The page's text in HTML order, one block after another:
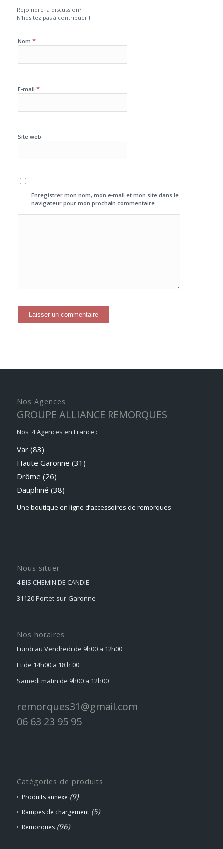
Rejoindre la discussion?
N’hésitez pas à contribuer !
Nom *
E-mail *
Site web
Enregistrer mon nom, mon e-mail et mon site dans le
navigateur pour mon prochain commentaire.
Nos Agences
GROUPE ALLIANCE REMORQUES
Nos 4 Agences en France :
Var (83)
Haute Garonne (31)
Drôme (26)
Dauphiné (38)
Une boutique en ligne d’accessoires de remorques
Nous situer
4 BIS CHEMIN DE CANDIE
31120 Portet-sur-Garonne
Nos horaires
Lundi au Vendredi de 9h00 a 12h00
Et de 14h00 a 18 h 00
Samedi matin de 9h00 a 12h00
remorques31@gmail.com
06 63 23 95 95
Catégories de produits
Produits annexe (9)
Rampes de chargement (5)
Remorques (96)